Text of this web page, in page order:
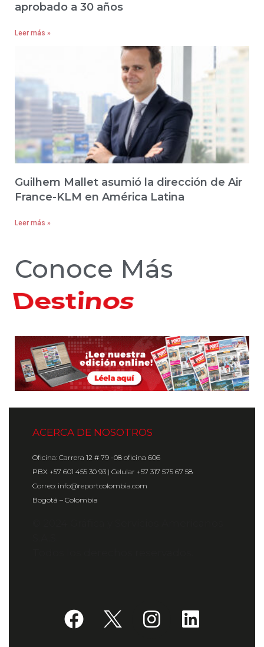
aprobado a 30 años
Leer más »
Guilhem Mallet asumió la dirección de Air
France-KLM en América Latina
Leer más »
Conoce Más
Hoteles
ACERCA DE NOSOTROS
Oficina: Carrera 12 # 79 -08 oficina 606
PBX +57 601 455 30 93 | Celular +57 317 575 67 58
Correo: info@reportcolombia.com
Bogotá – Colombia